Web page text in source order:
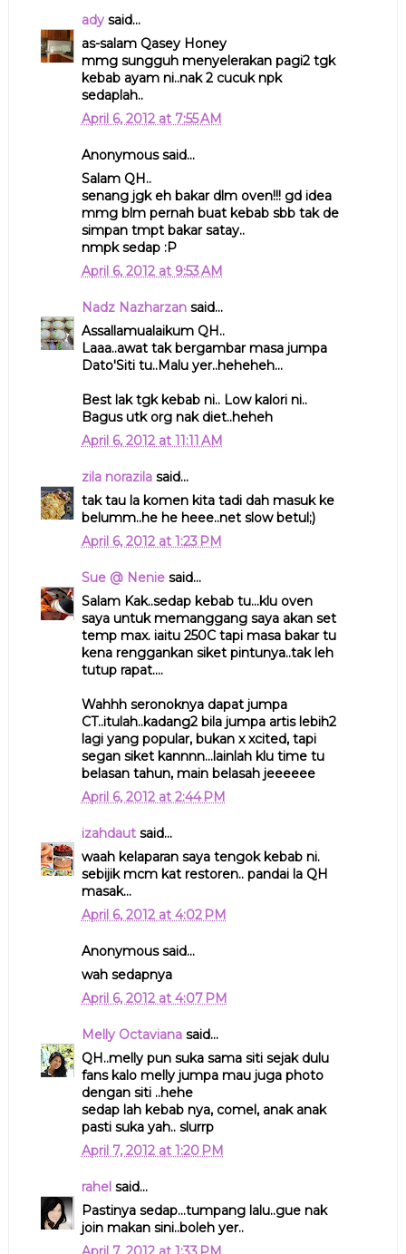
adysaid...
as-salam Qasey Honey
mmg sungguh menyelerakan pagi2 tgk
kebab ayam ni..nak 2 cucuk npk
sedaplah..
April 6, 2012 at 7:55 AM
Anonymous said...
Salam QH..
senang jgk eh bakar dlm oven!!! gd idea
mmg blm pernah buat kebab sbb tak de
simpan tmpt bakar satay..
nmpk sedap :P
April 6, 2012 at 9:53 AM
Nadz Nazharzansaid...
Assallamualaikum QH..
Laaa..awat tak bergambar masa jumpa
Dato'Siti tu..Malu yer..heheheh...
Best lak tgk kebab ni.. Low kalori ni..
Bagus utk org nak diet..heheh
April 6, 2012 at 11:11 AM
zila norazilasaid...
tak tau la komen kita tadi dah masuk ke
belumm..he he heee..net slow betul;)
April 6, 2012 at 1:23 PM
Sue @ Neniesaid...
Salam Kak..sedap kebab tu...klu oven
saya untuk memanggang saya akan set
temp max. iaitu 250C tapi masa bakar tu
kena renggankan siket pintunya..tak leh
tutup rapat....
Wahhh seronoknya dapat jumpa
CT..itulah..kadang2 bila jumpa artis lebih2
lagi yang popular, bukan x xcited, tapi
segan siket kannnn...lainlah klu time tu
belasan tahun, main belasah jeeeeee
April 6, 2012 at 2:44 PM
izahdautsaid...
waah kelaparan saya tengok kebab ni.
sebijik mcm kat restoren.. pandai la QH
masak...
April 6, 2012 at 4:02 PM
Anonymous said...
wah sedapnya
April 6, 2012 at 4:07 PM
Melly Octavianasaid...
QH..melly pun suka sama siti sejak dulu
fans kalo melly jumpa mau juga photo
dengan siti ..hehe
sedap lah kebab nya, comel, anak anak
pasti suka yah.. slurrp
April 7, 2012 at 1:20 PM
rahelsaid...
Pastinya sedap...tumpang lalu..gue nak
join makan sini..boleh yer..